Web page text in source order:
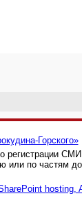
Горского»
регистрации
по частям
hosting,